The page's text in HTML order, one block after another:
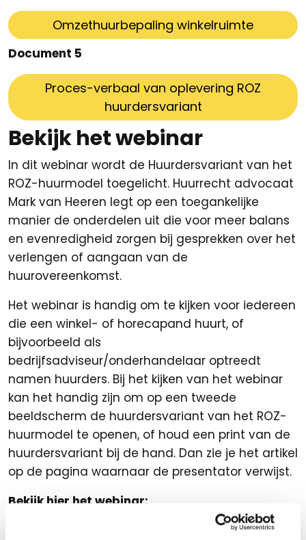
Omzethuurbepaling winkelruimte
Document 5
Proces-verbaal van oplevering ROZ
huurdersvariant
Bekijk het webinar
In dit webinar wordt de Huurdersvariant van het
ROZ-huurmodel toegelicht. Huurrecht advocaat
Mark van Heeren legt op een toegankelijke
manier de onderdelen uit die voor meer balans
en evenredigheid zorgen bij gesprekken over het
verlengen of aangaan van de
huurovereenkomst.
Het webinar is handig om te kijken voor iedereen
die een winkel- of horecapand huurt, of
bijvoorbeeld als
bedrijfsadviseur/onderhandelaar optreedt
namen huurders. Bij het kijken van het webinar
kan het handig zijn om op een tweede
beeldscherm de huurdersvariant van het ROZ-
huurmodel te openen, of houd een print van de
huurdersvariant bij de hand. Dan zie je het artikel
op de pagina waarnaar de presentator verwijst.
Bekijk hier het webinar: